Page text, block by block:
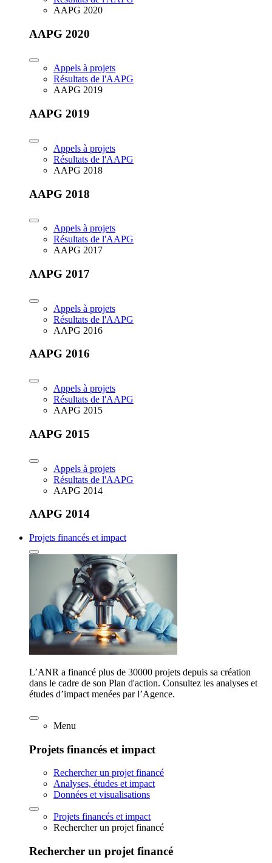
AAPG 2020
AAPG 2020
Appels à projets
Résultats de l'AAPG
AAPG 2019
AAPG 2019
Appels à projets
Résultats de l'AAPG
AAPG 2018
AAPG 2018
Appels à projets
Résultats de l'AAPG
AAPG 2017
AAPG 2017
Appels à projets
Résultats de l'AAPG
AAPG 2016
AAPG 2016
Appels à projets
Résultats de l'AAPG
AAPG 2015
AAPG 2015
Appels à projets
Résultats de l'AAPG
AAPG 2014
AAPG 2014
Projets financés et impact
L’ANR a financé plus de 30000 projets depuis sa création
dans le cadre de son Plan d'action. Consultez les analyses et
études d’impact menées par l’Agence.
Menu
Projets financés et impact
Rechercher un projet financé
Analyses, études et impact
Données et visualisations
Projets financés et impact
Rechercher un projet financé
Rechercher un projet financé